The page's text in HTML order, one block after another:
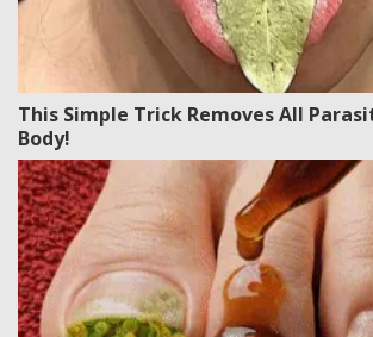
This Simple Trick Removes All
Body!